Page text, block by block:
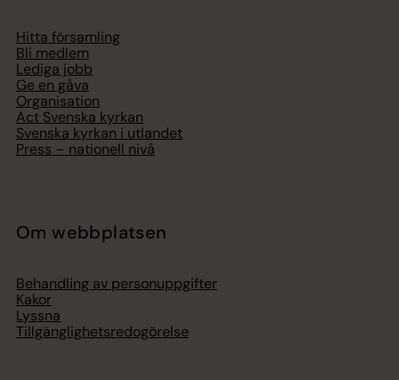
Hitta församling
Bli medlem
Lediga jobb
Ge en gåva
Organisation
Act Svenska kyrkan
Svenska kyrkan i utlandet
Press – nationell nivå
Om webbplatsen
Behandling av personuppgifter
Kakor
Lyssna
Tillgänglighetsredogörelse